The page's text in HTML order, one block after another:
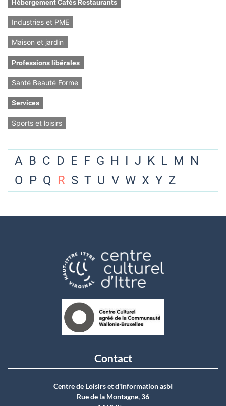
Hébergement Cafés Restaurants
Industries et PME
Maison et jardin
Professions libérales
Santé Beauté Forme
Services
Sports et loisirs
A B C D E F G H I J K L M N
O P Q R S T U V W X Y Z
Contact
Centre de Loisirs et d'Information asbI
Rue de la Montagne, 36